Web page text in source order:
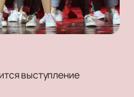
выступление